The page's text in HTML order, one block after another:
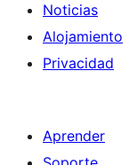
Noticias
Alojamiento
Privacidad
Aprender